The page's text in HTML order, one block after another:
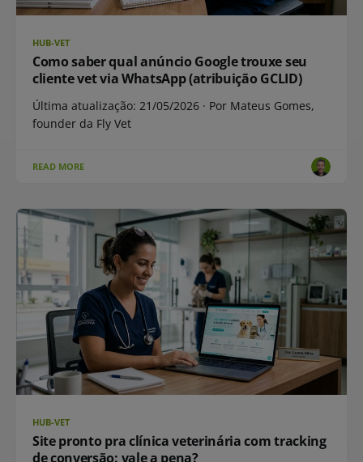
HUB-VET
Como saber qual anúncio Google trouxe seu
cliente vet via WhatsApp (atribuição GCLID)
Última atualização: 21/05/2026 · Por Mateus Gomes,
founder da Fly Vet
READ MORE
HUB-VET
Site pronto pra clínica veterinária com tracking
de conversão: vale a pena?